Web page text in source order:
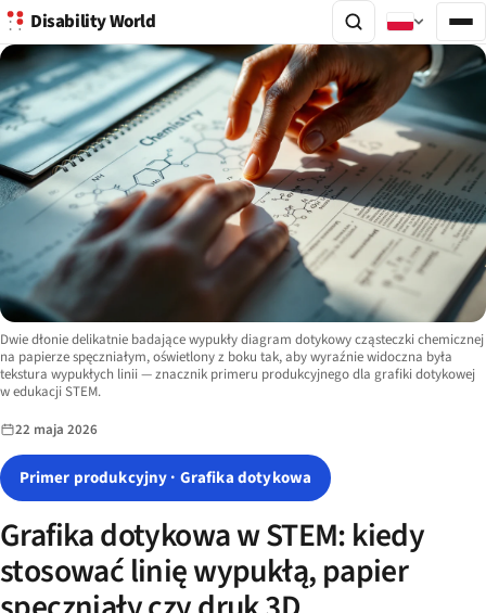
Disability World
Image description:
Dwie dłonie delikatnie badające wypukły diagram dotykowy cząsteczki chemicznej
na papierze spęczniałym, oświetlony z boku tak, aby wyraźnie widoczna była
tekstura wypukłych linii — znacznik primeru produkcyjnego dla grafiki dotykowej
w edukacji STEM.
22 maja 2026
Primer produkcyjny · Grafika dotykowa
Grafika dotykowa w STEM: kiedy
stosować linię wypukłą, papier